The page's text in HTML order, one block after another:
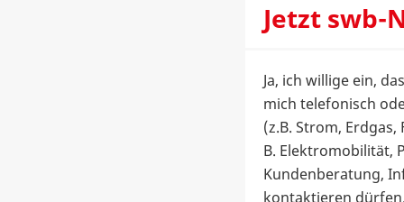
Jetzt
Ja, ich willige ein,
mich telefonisch
(z.B. Strom,
B. Elektromobilität,
Kundenberatung,
kontaktieren